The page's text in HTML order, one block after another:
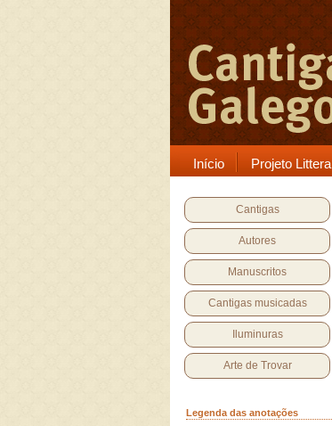
Início Projeto Littera
Cantigas
Autores
Manuscritos
Cantigas musicadas
Iluminuras
Arte de Trovar
Legenda das anotações